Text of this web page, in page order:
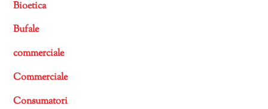
Bioetica
Bufale
commerciale
Commerciale
Consumatori